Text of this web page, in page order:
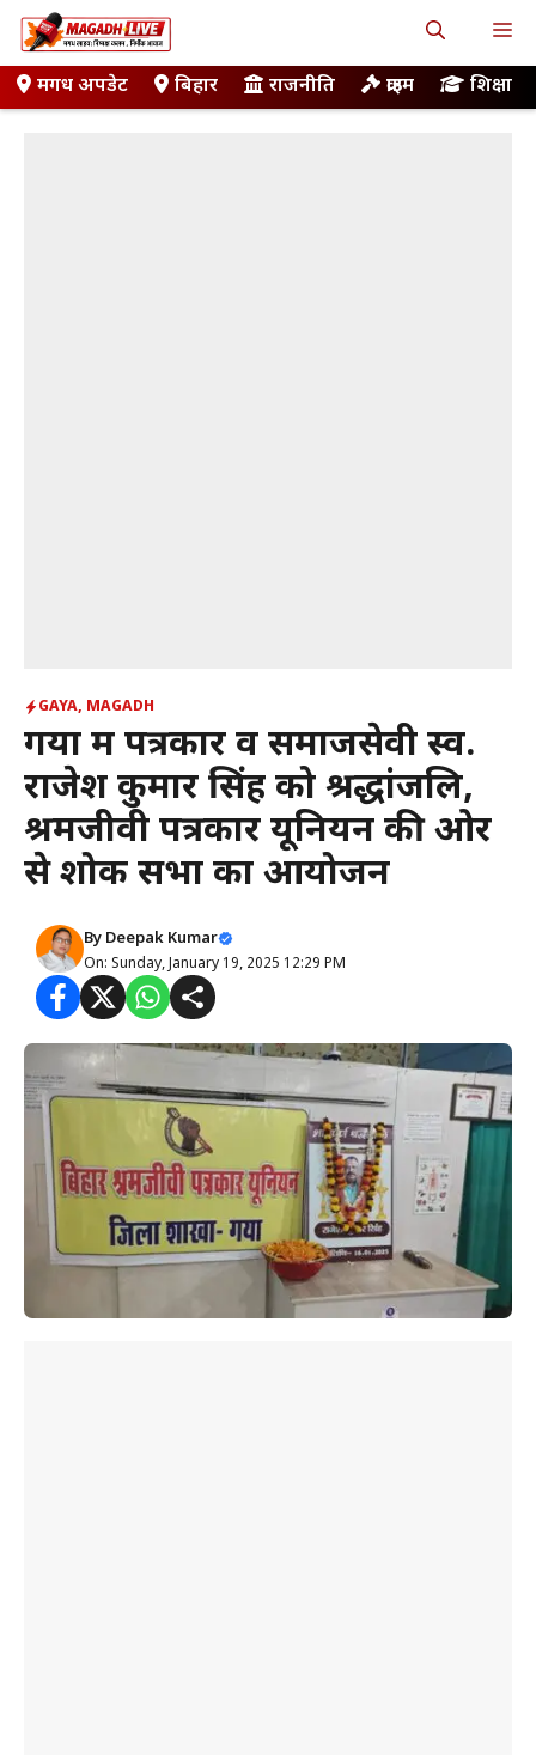
Skip
to
contentमगध अपडेट बिहार राजनीति क्राइम शिक्षा
GAYA, MAGADH
गया में पत्रकार व समाजसेवी स्व.
राजेश कुमार सिंह को श्रद्धांजलि,
श्रमजीवी पत्रकार यूनियन की ओर
से शोक सभा का आयोजन
By Deepak Kumar
On: Sunday, January 19, 2025 12:29 PM